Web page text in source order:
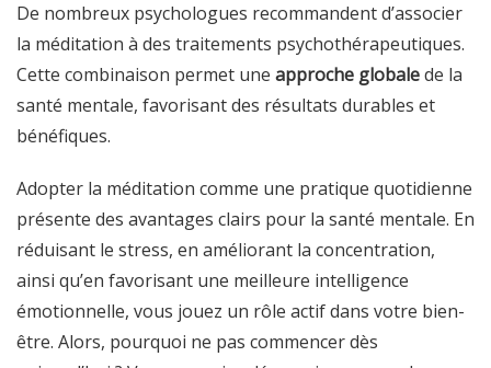
De nombreux psychologues recommandent d’associer
la méditation à des traitements psychothérapeutiques.
Cette combinaison permet une approche globalede la
santé mentale, favorisant des résultats durables et
bénéfiques.
Adopter la méditation comme une pratique quotidienne
présente des avantages clairs pour la santé mentale. En
réduisant le stress, en améliorant la concentration,
ainsi qu’en favorisant une meilleure intelligence
émotionnelle, vous jouez un rôle actif dans votre bien-
être. Alors, pourquoi ne pas commencer dès